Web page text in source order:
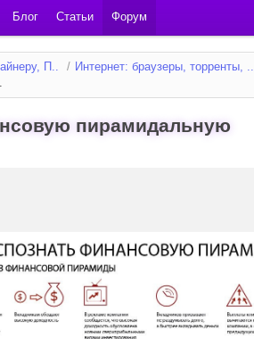
Блог Статьи Форум
П.. / Интернет: браузеры, торренты, ..
пирамидальную